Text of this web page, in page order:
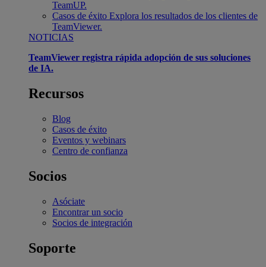
TeamUP.
Casos de éxito Explora los resultados de los clientes de
TeamViewer.
NOTICIAS
TeamViewer registra rápida adopción de sus soluciones
de IA.
Recursos
Blog
Casos de éxito
Eventos y webinars
Centro de confianza
Socios
Asóciate
Encontrar un socio
Socios de integración
Soporte